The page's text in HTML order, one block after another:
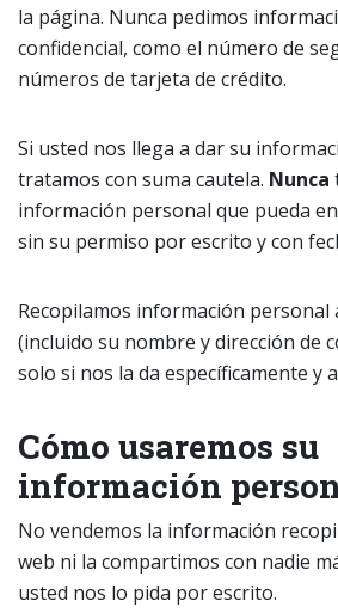
la página. Nunca pedimos
confidencial, como el número de
números de tarjeta de crédito.
Si usted nos llega a dar su
tratamos con suma cautela. Nunca
información personal que pueda
sin su permiso por escrito y con
Recopilamos información personal
(incluido su nombre y dirección de
solo si nos la da específicamente y
Cómo usaremos su
información
No vendemos la información
web ni la compartimos con nadie
usted nos lo pida por escrito.